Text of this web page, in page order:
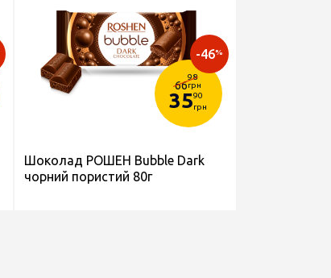
66
98
грн
3590
грн
-46%
Шоколад РОШЕН Bubble Dark
чорний пористий 80г